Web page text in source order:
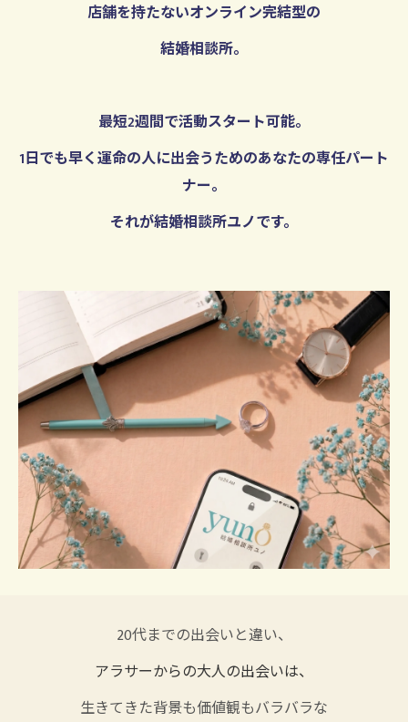
店舗を持たないオンライン完結型の
結婚相談所。
最短2週間で活動スタート可能。
1日でも早く運命の人に出会うためのあなたの専任パート
ナー。
それが結婚相談所ユノです。
20代までの出会いと違い、
アラサーからの大人の出会いは、
生きてきた背景も価値観もバラバラな